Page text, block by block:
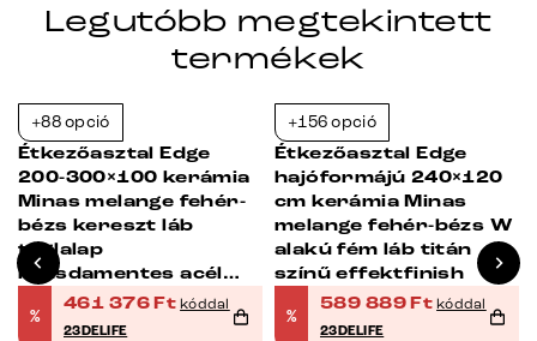
Legutóbb megtekintett
termékek
+88 opció
Étkezőasztal Edge
200-300×100 kerámia
Minas melange fehér-
bézs kereszt láb
téglalap
rozsdamentes acél
kihúzható
%
461 376Ft kóddal
23DELIFE
+156 opció
Étkezőasztal Edge
hajóformájú 240×120
cm kerámia Minas
melange fehér-bézs W
alakú fém láb titán
színű effektfinish
%
589 889Ft kóddal
23DELIFE